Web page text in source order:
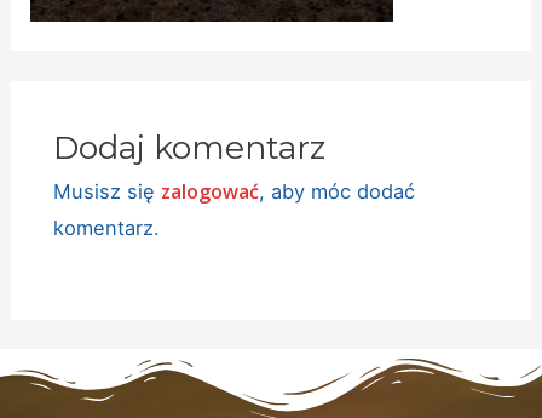
Dodaj komentarz
Musisz się zalogować, aby móc dodać
komentarz.